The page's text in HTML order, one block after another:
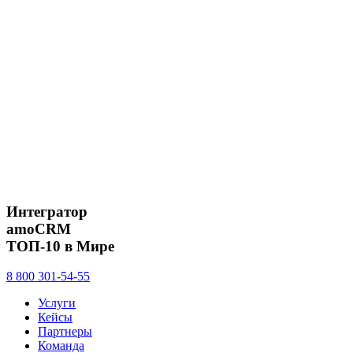
Интегратор
amoCRM
ТОП-10 в Мире
8 800 301-54-55
Услуги
Кейсы
Партнеры
Команда